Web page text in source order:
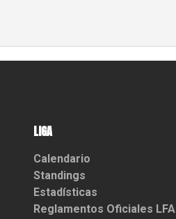
LIGA
Calendario
Standings
Estadísticas
Reglamentos Oficiales LFA